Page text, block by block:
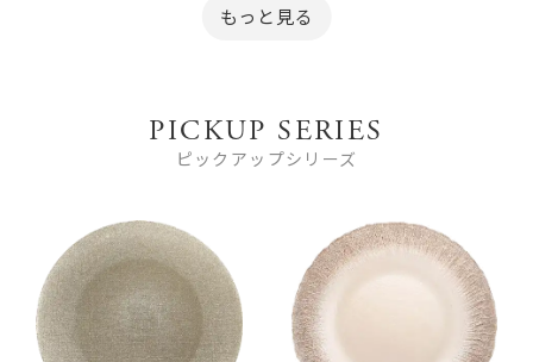
ズ、デザインのバリエーションが人気です。
でもご利用いただいています。
PICKUP SERIES
ピックアップシリーズ